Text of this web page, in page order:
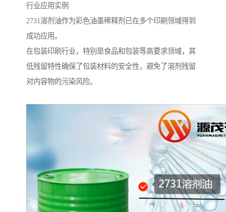
行业应用实例
2731溶剂油作为彩色油墨稀释剂已在多个印刷领域得到
成功应用。
在包装印刷行业，特别是食品和包装等高要求领域，其
低残留特性确保了包装材料的安全性，避免了溶剂残留
对内容物的污染风险。